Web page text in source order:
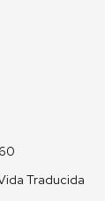
Traducida